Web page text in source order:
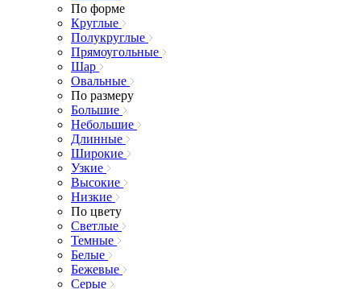
По форме
Круглые
Полукруглые
Прямоугольные
Шар
Овальные
По размеру
Большие
Небольшие
Длинные
Широкие
Узкие
Высокие
Низкие
По цвету
Светлые
Темные
Белые
Бежевые
Серые